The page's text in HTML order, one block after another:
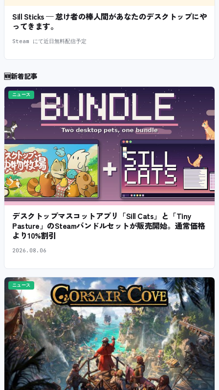
Sill Sticks — 怠け者の棒人間があなたのデスクトップにや
ってきます。
Steam にて近日無料配信予定
🆕新着記事
ニュース
デスクトップマスコットアプリ「Sill Cats」と「Tiny
Pasture」のSteamバンドルセットが販売開始。通常価格
より10%割引
2026.08.06
ニュース